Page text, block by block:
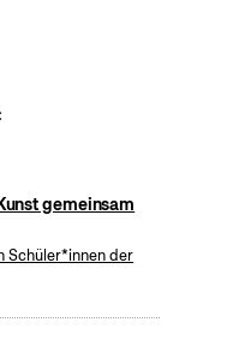
gemeinsam
Schüler*innen der